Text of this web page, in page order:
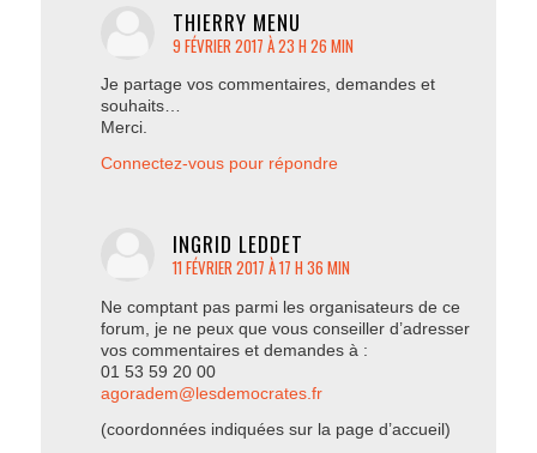
THIERRY MENU
9 FÉVRIER 2017 À 23 H 26 MIN
Je partage vos commentaires, demandes et
souhaits…
Merci.
Connectez-vous pour répondre
INGRID LEDDET
11 FÉVRIER 2017 À 17 H 36 MIN
Ne comptant pas parmi les organisateurs de ce
forum, je ne peux que vous conseiller d’adresser
vos commentaires et demandes à :
01 53 59 20 00
agoradem@lesdemocrates.fr
(coordonnées indiquées sur la page d’accueil)